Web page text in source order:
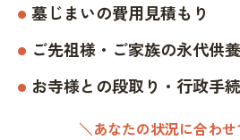
墓じまいの費用見積もり
ご先祖様・ご家族の永代供養
お寺様との段取り・行政手
＼あなたの状況に合わ